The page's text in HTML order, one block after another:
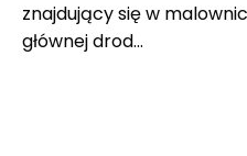
znajdujący się w
głównej drod...